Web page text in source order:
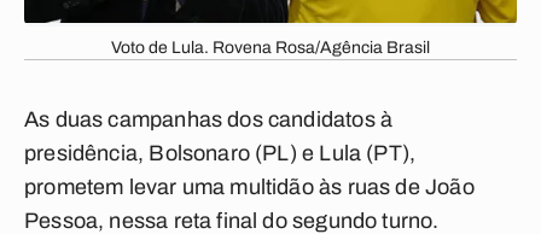
Voto de Lula. Rovena Rosa/Agência Brasil
As duas campanhas dos candidatos à
presidência, Bolsonaro (PL) e Lula (PT),
prometem levar uma multidão às ruas de João
Pessoa, nessa reta final do segundo turno.